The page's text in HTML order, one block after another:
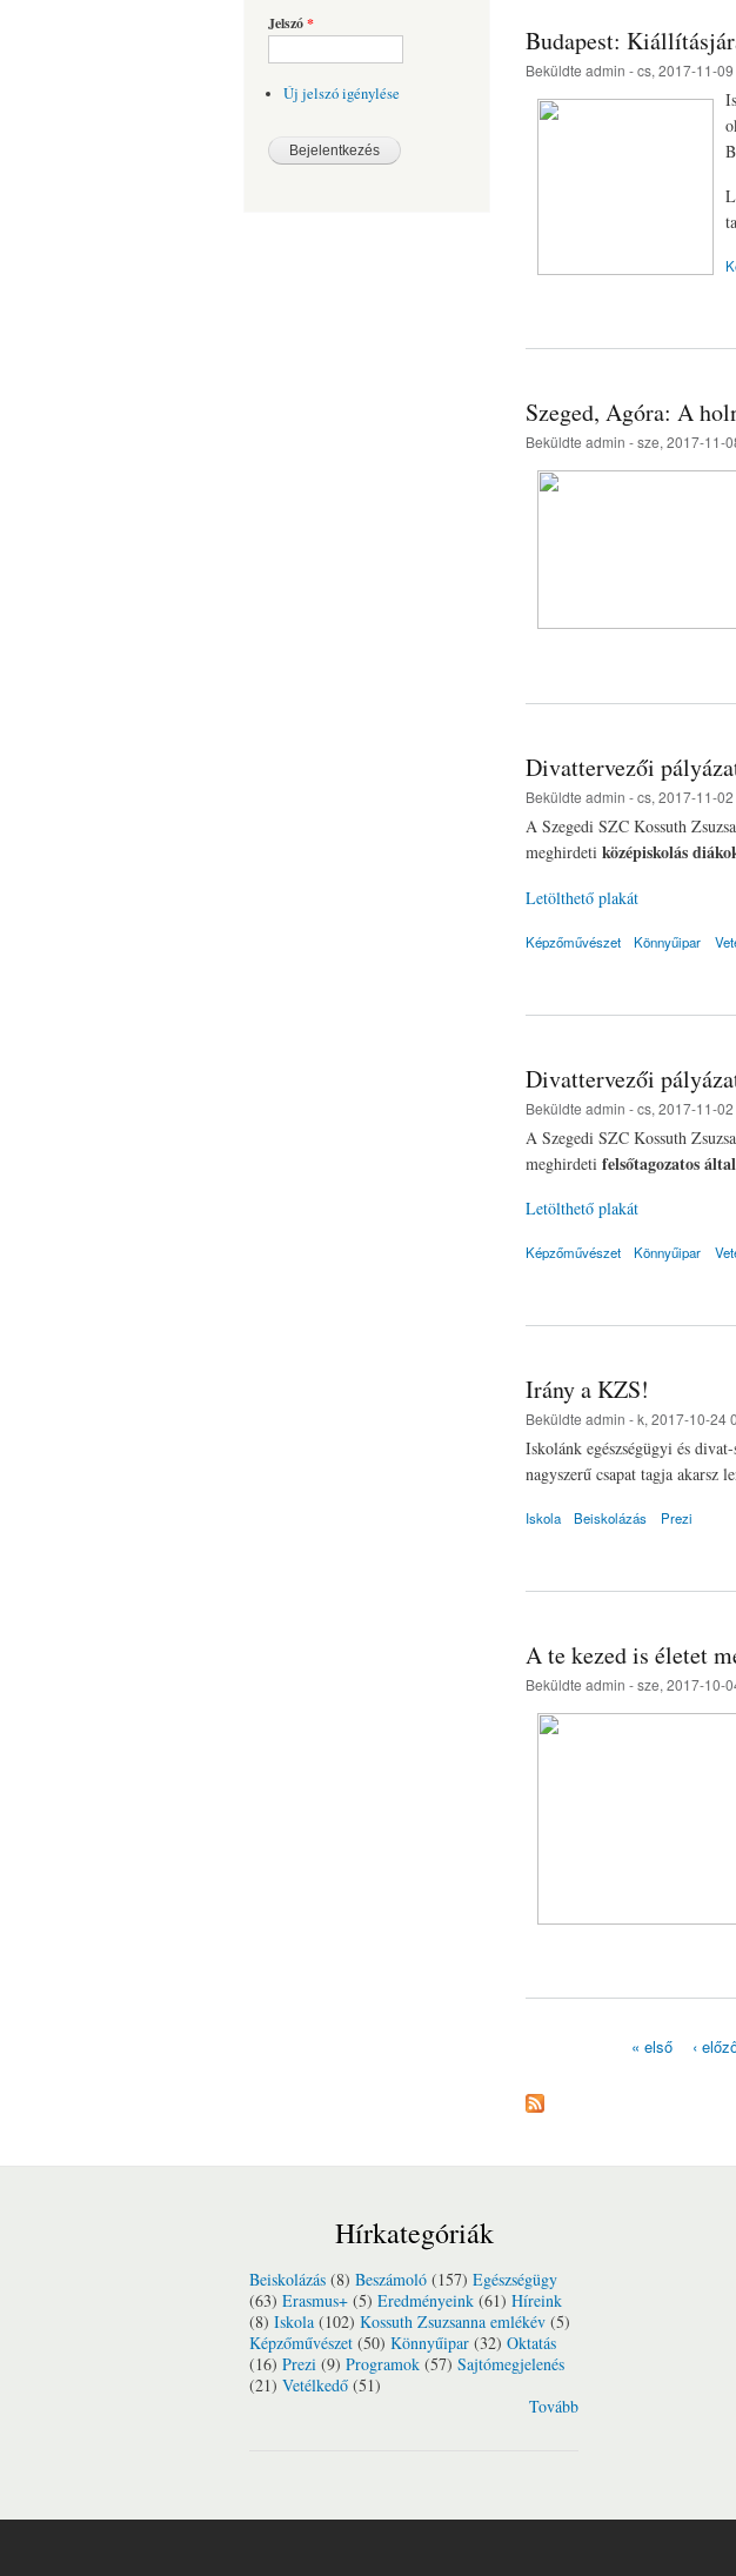
Jelszó*
Új jelszó igénylése
Budapest:
Beküldte admin - cs, 2017-11-
Szeged, Agóra: A
Beküldte admin - sze, 2017-11-
Divattervezői
Beküldte admin - cs, 2017-11-02
A Szegedi SZC Kossuth
meghirdeti középiskolás
Letölthető plakát
Képzőművészet Könnyűipar
Divattervezői
Beküldte admin - cs, 2017-11-
A Szegedi SZC Kossuth
meghirdeti felsőtagozatos
Letölthető plakát
Képzőművészet Könnyűipar
Irány a KZS!
Beküldte admin - k, 2017-10-24
Iskolánk egészségügyi és
nagyszerű csapat tagja
Iskola Beiskolázás Prezi
A te kezed is életet
Beküldte admin - sze, 2017-10-
« első ‹
Hírkategóriák
Beiskolázás (8) Beszámoló (157) Egészségügy
(63) Erasmus+ (5) Eredményeink (61) Híreink
(8) Iskola (102) Kossuth Zsuzsanna emlékév (5)
Képzőművészet (50) Könnyűipar (32) Oktatás
(16) Prezi (9) Programok (57) Sajtómegjelenés
(21) Vetélkedő (51)
Tovább